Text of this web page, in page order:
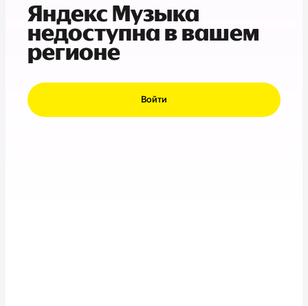
Яндекс Музыка
недоступна в вашем
регионе
Войти